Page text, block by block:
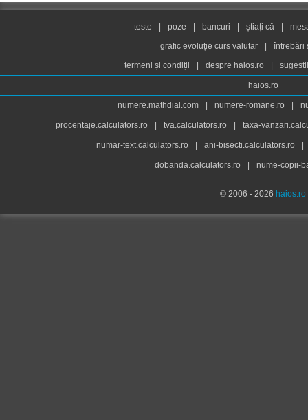
teste poze bancuri știați că
grafic evoluție curs valutar
întrebări
termeni și condiții
despre haios.ro
haios.ro
numere.mathdial.com numere-romane.ro
procentaje.calculators.ro tva.calculators.ro taxa-
numar-text.calculators.ro ani-bisecti.calculators.ro
dobanda.calculators.ro nume-copii-
© 2006 - 2026 haios.ro